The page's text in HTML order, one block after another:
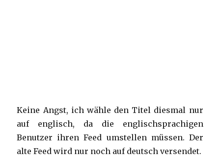
Keine Angst, ich wähle den Titel diesmal nur
auf englisch, da die englischsprachigen
Benutzer ihren Feed umstellen müssen. Der
alte Feed wird nur noch auf deutsch versendet.